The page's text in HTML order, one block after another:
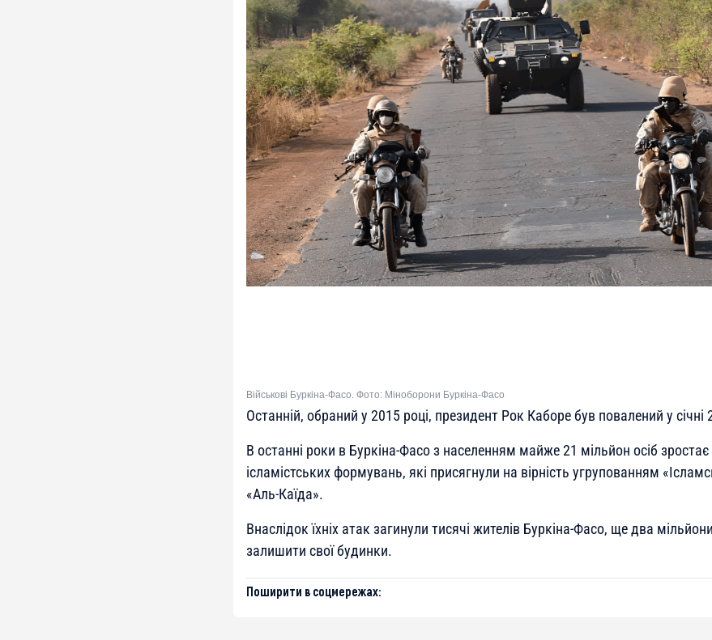
Військові Буркіна-Фасо. Фото: Міноборони Буркіна-Фасо
Останній, обраний у 2015 році, президент Рок Каборе був повалений у січні
В останні роки в Буркіна-Фасо з населенням майже 21 мільйон осіб зростає
ісламістських формувань, які присягнули на вірність угрупованням
«Аль-Каїда».
Внаслідок їхніх атак загинули тисячі жителів Буркіна-Фасо, ще два
залишити свої будинки.
Поширити в соцмережах: